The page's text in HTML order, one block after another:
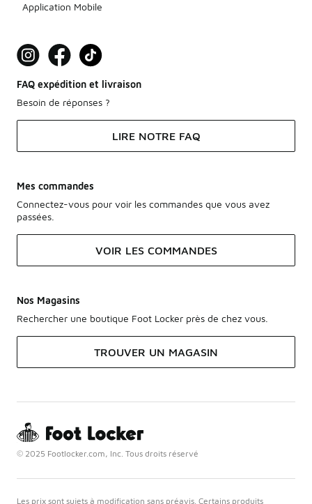
Application Mobile
FAQ expédition et livraison
Besoin de réponses ?
LIRE NOTRE FAQ
Mes commandes
Connectez-vous pour voir les commandes que vous avez
passées.
VOIR LES COMMANDES
Nos Magasins
Rechercher une boutique Foot Locker près de chez vous.
TROUVER UN MAGASIN
© 2025 Footlocker.com, Inc. Tous droits réservé
Les prix sont sujets à modification sans préavis. Certains produits